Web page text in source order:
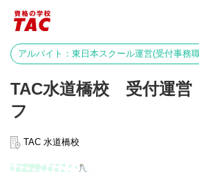
アルバイト：東日本スクール運営(受付事務
TAC水道橋校 受付運営
フ
TAC 水道橋校